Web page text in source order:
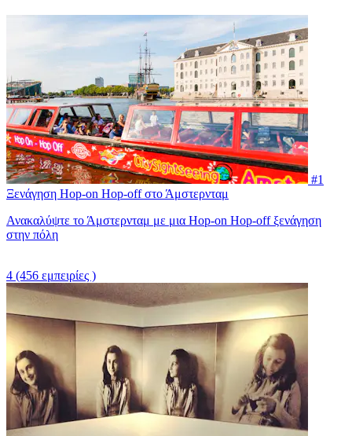
#1
Ξενάγηση Hop-on Hop-off στο Άμστερνταμ
Ανακαλύψτε το Άμστερνταμ με μια Hop-on Hop-off ξενάγηση
στην πόλη
4 (456 εμπειρίες )